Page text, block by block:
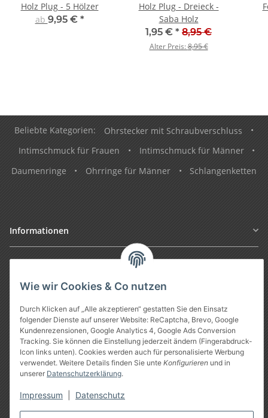
Wie wir Cookies & Co nutzen
Durch Klicken auf „Alle akzeptieren“ gestatten Sie den Einsatz
folgender Dienste auf unserer Website: ReCaptcha, Brevo, Google
Kundenrezensionen, Google Analytics 4, Google Ads Conversion
Tracking. Sie können die Einstellung jederzeit ändern (Fingerabdruck-
Icon links unten). Cookies werden auch für personalisierte Werbung
verwendet. Weitere Details finden Sie unte Konfigurieren und in
unserer Datenschutzerklärung.
Impressum Datenschutz
Holz Plug - 5 Hölzer
ab 9,95 € *
Holz Plug - Dreieck -
Saba Holz
1,95 € * 8,95 €
Alter Preis:8,95 €
Beliebte Kategorien: Ohrstecker mit Schraubverschluss
•
Intimschmuck für Frauen
• Intimschmuck für Männer
•
Daumenringe
• Ohrringe für Männer • Schlangenketten
Informationen
Gesetzliche Informationen
Vertrag widerrufen
* Alle Preise inkl. gesetzlicher USt., zzgl.